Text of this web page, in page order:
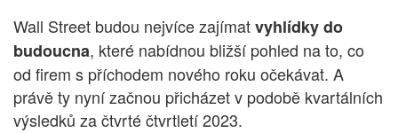
Wall Street budou nejvíce zajímatvyhlídky do
budoucna, které nabídnou bližší pohled na to, co
od firem s příchodem nového roku očekávat. A
právě ty nyní začnou přicházet v podobě kvartálních
výsledků za čtvrté čtvrtletí 2023.